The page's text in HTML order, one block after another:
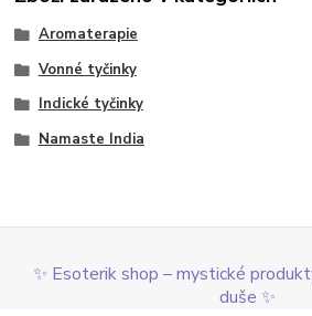
Aromaterapie
Vonné tyčinky
Indické tyčinky
Namaste India
✨ Esoterik shop – mystické
duše ✨